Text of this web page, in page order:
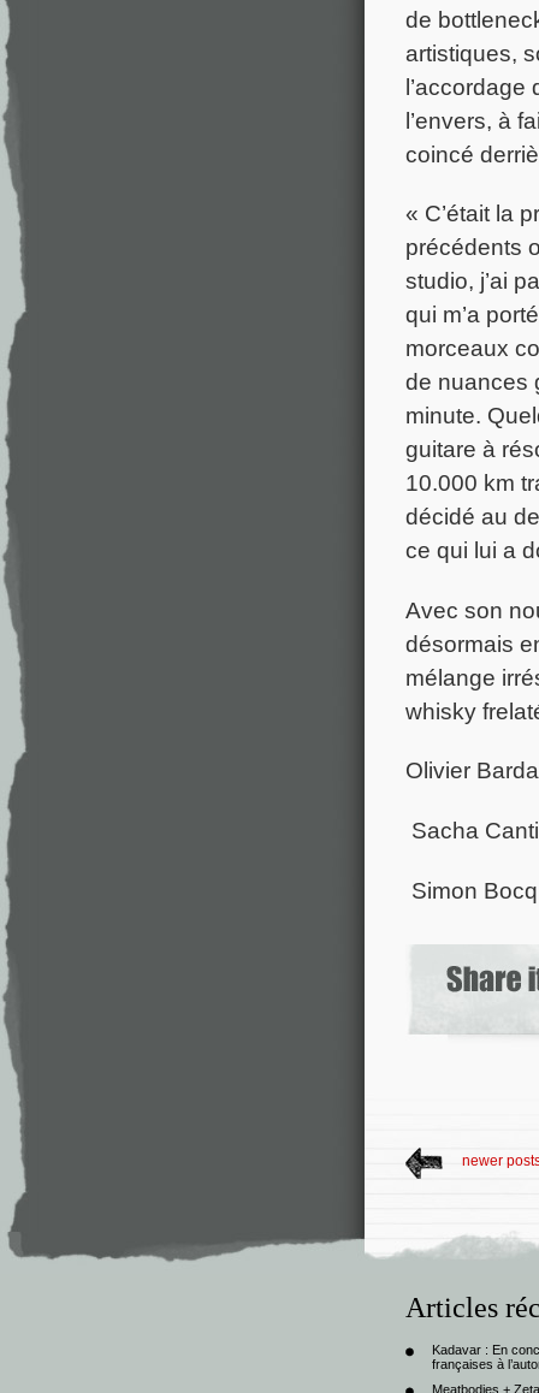
de
artistiques,
l’accordage
l’envers, à
coincé
« C’était la
précédents
studio, j’ai
qui m’a
morceaux
de nuances
minute.
guitare à
10.000 km
décidé au
ce qui lui a
Avec son
désormais
mélange
whisky
Olivier
Sacha
Simon
newer
Articles
Kadavar : En
françaises à
Meatbodies +